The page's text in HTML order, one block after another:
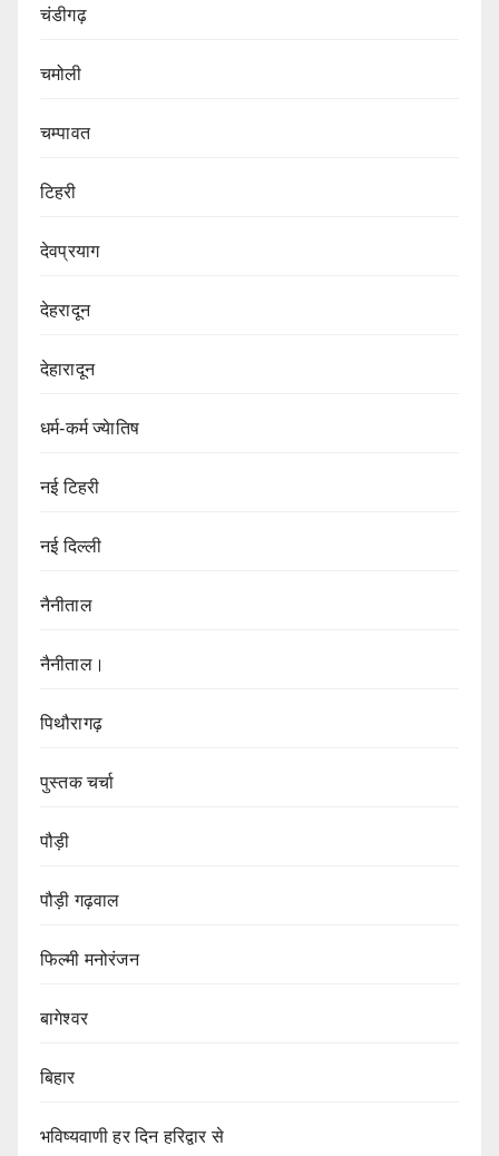
चंडीगढ़
चमोली
चम्पावत
टिहरी
देवप्रयाग
देहरादून
देहारादून
धर्म-कर्म ज्येातिष
नई टिहरी
नई दिल्ली
नैनीताल
नैनीताल।
पिथौरागढ़
पुस्तक चर्चा
पौड़ी
पौड़ी गढ़वाल
फिल्मी मनोरंजन
बागेश्वर
बिहार
भविष्यवाणी हर दिन हरिद्वार से